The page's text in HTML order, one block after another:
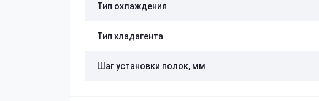
Тип охлаждения
Тип хладагента
Шаг установки полок, мм